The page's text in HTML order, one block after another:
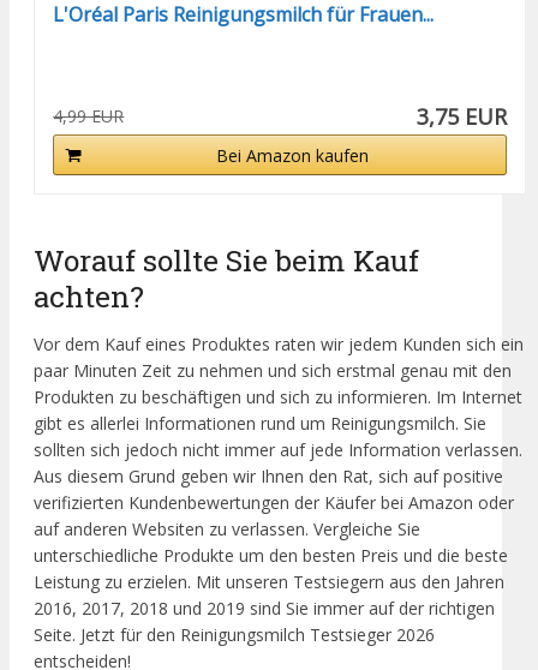
L'Oréal Paris Reinigungsmilch für Frauen...
4,99 EUR 3,75 EUR
Bei Amazon kaufen
Worauf sollte Sie beim Kauf
achten?
Vor dem Kauf eines Produktes raten wir jedem Kunden sich ein
paar Minuten Zeit zu nehmen und sich erstmal genau mit den
Produkten zu beschäftigen und sich zu informieren. Im Internet
gibt es allerlei Informationen rund um Reinigungsmilch. Sie
sollten sich jedoch nicht immer auf jede Information verlassen.
Aus diesem Grund geben wir Ihnen den Rat, sich auf positive
verifizierten Kundenbewertungen der Käufer bei Amazon oder
auf anderen Websiten zu verlassen. Vergleiche Sie
unterschiedliche Produkte um den besten Preis und die beste
Leistung zu erzielen. Mit unseren Testsiegern aus den Jahren
2016, 2017, 2018 und 2019 sind Sie immer auf der richtigen
Seite. Jetzt für den Reinigungsmilch Testsieger 2026
entscheiden!